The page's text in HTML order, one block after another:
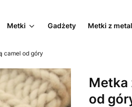
Metki Gadżety Metki z
camel od góry
Metka
od